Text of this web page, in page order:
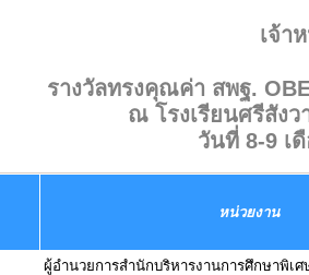
เจ้า
รางวัลทรงคุณค่า สพฐ.
ณ โรงเรียนศรีสัง
วันที่ 8-9 เ
หน่วยงาน
ผู้อำนวยการสำนักบริหารงานการศึกษาพิเศ